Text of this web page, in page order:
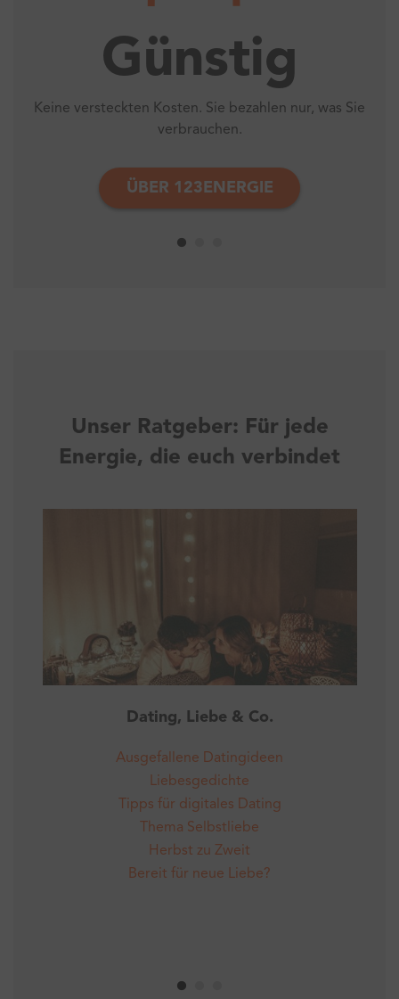
Günstig
Keine versteckten Kosten. Sie bezahlen nur, was Sie
verbrauchen.
ÜBER 123ENERGIE
Unser Ratgeber: Für jede
Energie, die euch verbindet
Dating, Liebe & Co.
Ausgefallene Datingideen
Liebesgedichte
Tipps für digitales Dating
Thema Selbstliebe
Herbst zu Zweit
Bereit für neue Liebe?